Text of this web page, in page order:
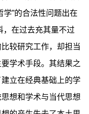
学”的合法性问题出在
，在过去充其量不过
较研究工作，却担当
学术手段。其结果之
立在经典基础上的学
想和学术与当代思想